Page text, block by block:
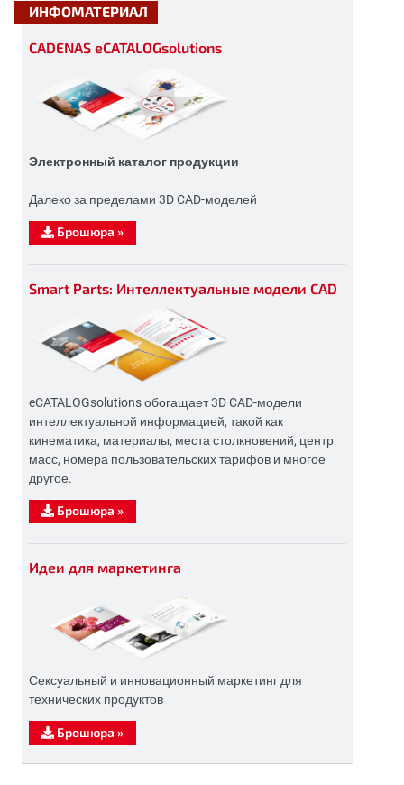
ИНФОМАТЕРИАЛ
CADENAS eCATALOGsolutions
Электронный каталог продукции
Далеко за пределами 3D CAD-моделей
Брошюра »
Smart Parts: Интеллектуальные модели CAD
eCATALOGsolutions обогащает 3D CAD-модели
интеллектуальной информацией, такой как
кинематика, материалы, места столкновений, центр
масс, номера пользовательских тарифов и многое
другое.
Брошюра »
Идеи для маркетинга
Сексуальный и инновационный маркетинг для
технических продуктов
Брошюра »